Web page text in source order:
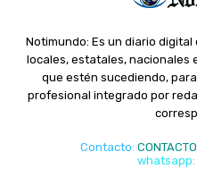
Notimundo: Es un diario
locales, estatales, nacionales
que estén sucediendo,
profesional integrado por
Contacto:
whatsapp: